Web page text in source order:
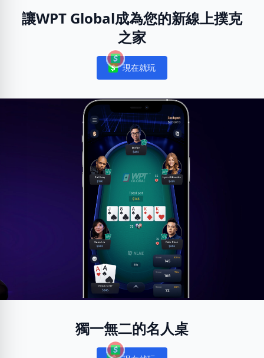
讓WPT Global成為您的新線上撲克
之家
Notifications
現在就玩
獨一無二的名人桌